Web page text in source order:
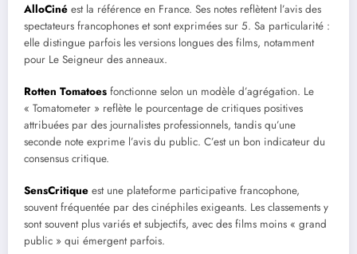
AlloCiné est la référence en France. Ses notes reflètent l’avis des
spectateurs francophones et sont exprimées sur 5. Sa particularité :
elle distingue parfois les versions longues des films, notamment
pour Le Seigneur des anneaux.
Rotten Tomatoes fonctionne selon un modèle d’agrégation. Le
« Tomatometer » reflète le pourcentage de critiques positives
attribuées par des journalistes professionnels, tandis qu’une
seconde note exprime l’avis du public. C’est un bon indicateur du
consensus critique.
SensCritique est une plateforme participative francophone,
souvent fréquentée par des cinéphiles exigeants. Les classements y
sont souvent plus variés et subjectifs, avec des films moins « grand
public » qui émergent parfois.